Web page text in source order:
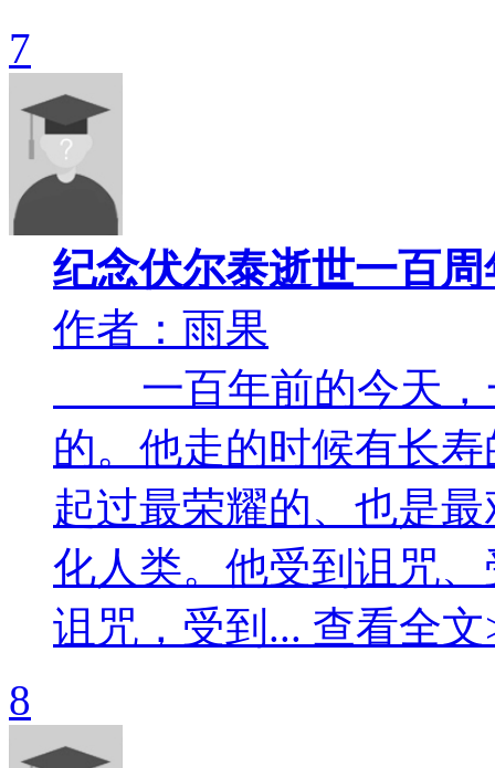
7
纪念伏尔泰逝世一百
作者：雨果
一百年前的今天，
的。他走的时候有长
起过最荣耀的、也是
化人类。他受到诅咒
诅咒，受到... 查看全文
8